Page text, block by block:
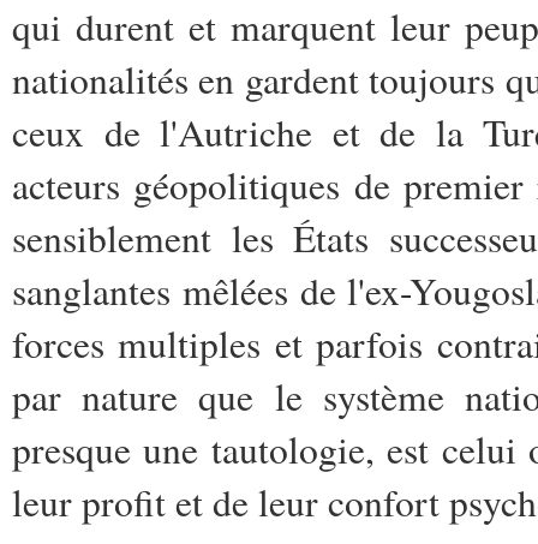
qui durent et marquent leur
nationalités en gardent toujours
ceux de l'Autriche et de la
acteurs géopolitiques de
sensiblement les États
sanglantes mêlées de l'ex-
forces multiples et parfois
par nature que le système
presque une tautologie, est
leur profit et de leur confort